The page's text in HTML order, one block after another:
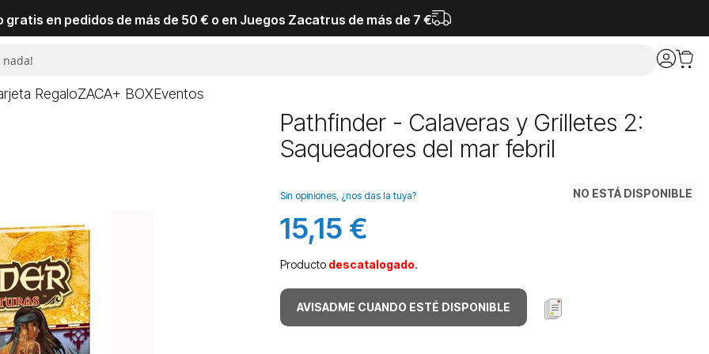
gratis en pedidos de más de 50 € o en Juegos Zacatrus de más de 7 €
RegaloZACA+ BOXEventos
Pathfinder - Calaveras y Grilletes 2:
Saqueadores del mar febril
NO ESTÁ DISPONIBLE
Sin opiniones, ¿nos das la tuya?
15,15 €
Producto descatalogado.
AVISADME CUANDO ESTÉ DISPONIBLE